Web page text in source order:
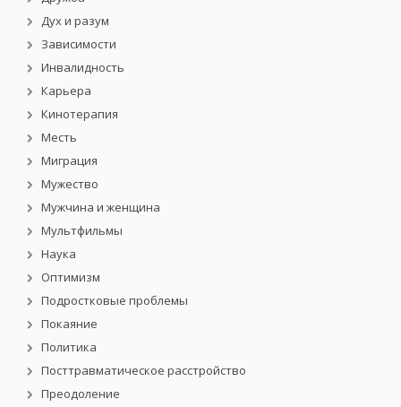
Дух и разум
Зависимости
Инвалидность
Карьера
Кинотерапия
Месть
Миграция
Мужество
Мужчина и женщина
Мультфильмы
Наука
Оптимизм
Подростковые проблемы
Покаяние
Политика
Посттравматическое расстройство
Преодоление